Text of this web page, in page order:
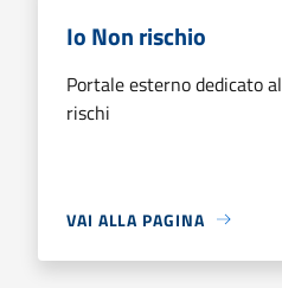
Io Non rischio
Portale esterno dedicato
rischi
VAI ALLA PAGINA